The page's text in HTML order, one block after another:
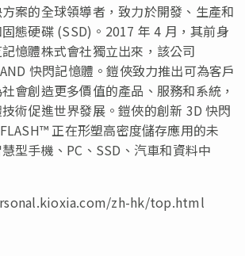
案的全球領導者，致力於開發、生產和
態硬碟 (SSD)。2017 年 4 月，其前身
憶體株式會社獨立出來，該公司
快閃記憶體。鎧俠致力推出可為客戶
會創造更多價值的產品、服務和系統，
術促進世界發展。鎧俠的創新 3D 快閃
正在形塑高密度儲存應用的未
型手機、PC、SSD、汽車和資料中
zh-hk/top.html